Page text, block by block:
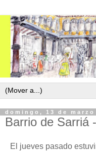
domingo, 13 de marzo
Barrio de Sarriá
El jueves pasado